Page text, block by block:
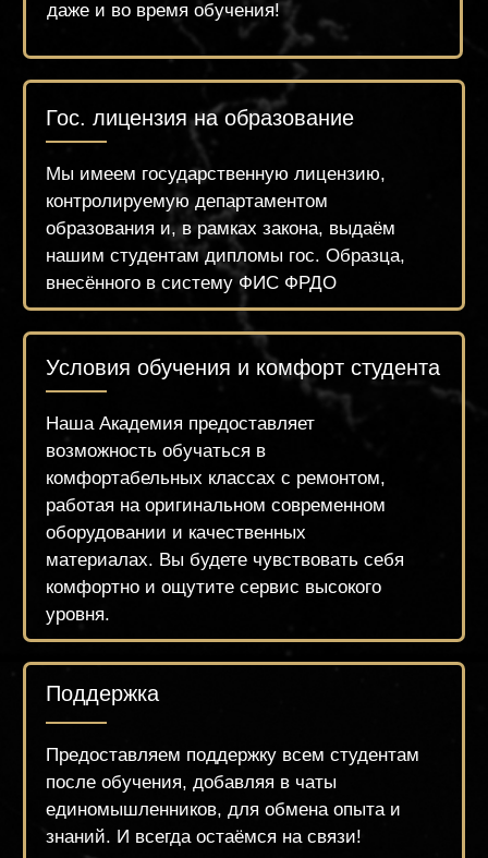
России.
Наши преподаватели – это годами
проверенные специалисты, имеющие
beauty индустрию. А также
соответствующее образование!
Доверяйтесь профессионалам вместе с
брендом «ZUEVA»
Высокая квалификация
преподавательского состава
НАЧНИТЕ
Чтобы записаться на курс, напишите нам в
What's App или оставьте заявку на сайте на
нужный день. Менеджер проинформирует Вас
о расписании курса и поможет забронировать
или оплатить место на обучении.
обучение
ПРЯМО СЕЙЧАС